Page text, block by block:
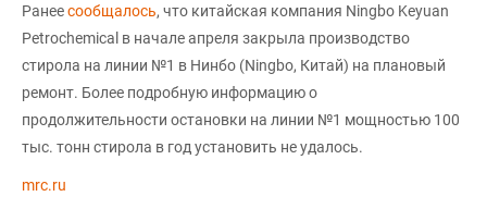
Ранеесообщалось, что китайская компания Ningbo Keyuan
Petrochemical в начале апреля закрыла производство
стирола на линии №1 в Нинбо (Ningbo, Китай) на плановый
ремонт. Более подробную информацию о
продолжительности остановки на линии №1 мощностью 100
тыс. тонн стирола в год установить не удалось.
mrc.ru